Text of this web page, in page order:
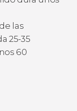
las
25-35
60